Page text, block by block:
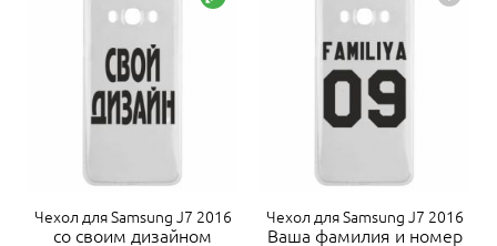
Чехол для Samsung J7 2016
со своим дизайном
Чехол для Samsung J7 2016
Ваша фамилия и номер